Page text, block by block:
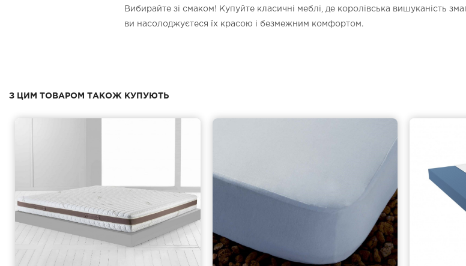
Вибирайте зі смаком! Купуйте класичні меблі, де королівська вишуканість
ви насолоджуєтеся їх красою і безмежним комфортом.
З ЦИМ ТОВАРОМ ТАКОЖ КУПУЮТЬ